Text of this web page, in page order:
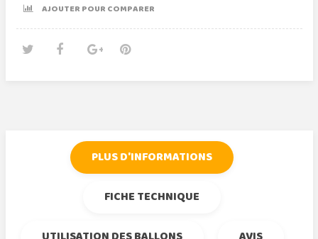
AJOUTER POUR COMPARER
PLUS D'INFORMATIONS
FICHE TECHNIQUE